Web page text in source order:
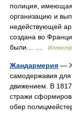
полиция,
организацию и
недействующей
создана во
были… …
Жандармерия —
самодержавия
движением. В 1817
стражи
обер